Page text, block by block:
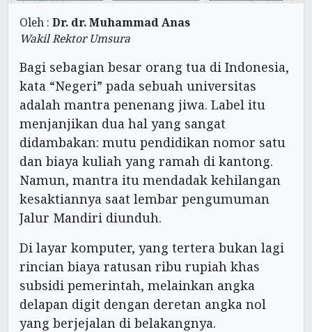
Oleh : Dr. dr. Muhammad Anas
Wakil Rektor Umsura
Bagi sebagian besar orang tua di Indonesia,
kata “Negeri” pada sebuah universitas
adalah mantra penenang jiwa. Label itu
menjanjikan dua hal yang sangat
didambakan: mutu pendidikan nomor satu
dan biaya kuliah yang ramah di kantong.
Namun, mantra itu mendadak kehilangan
kesaktiannya saat lembar pengumuman
Jalur Mandiri diunduh.
Di layar komputer, yang tertera bukan lagi
rincian biaya ratusan ribu rupiah khas
subsidi pemerintah, melainkan angka
delapan digit dengan deretan angka nol
yang berjejalan di belakangnya.